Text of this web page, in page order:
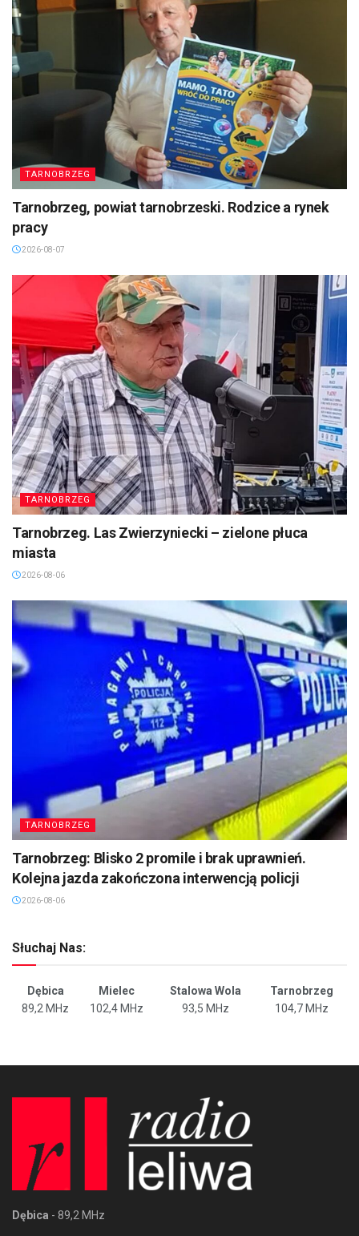
TARNOBRZEG
Tarnobrzeg, powiat tarnobrzeski. Rodzice a rynek
pracy
2026-08-07
TARNOBRZEG
Tarnobrzeg. Las Zwierzyniecki – zielone płuca
miasta
2026-08-06
TARNOBRZEG
Tarnobrzeg: Blisko 2 promile i brak uprawnień.
Kolejna jazda zakończona interwencją policji
2026-08-06
Słuchaj Nas:
Dębica Mielec Stalowa Wola
Tarnobrzeg
89,2 MHz
102,4 MHz 93,5 MHz 104,7 MHz
Dębica - 89,2 MHz